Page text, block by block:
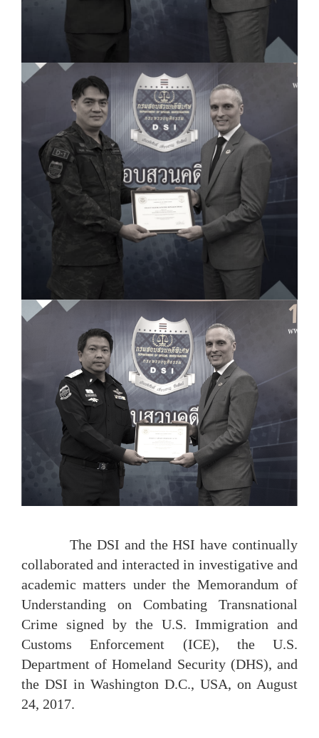
The DSI and the HSI have continually
collaborated and interacted in investigative and
academic matters under the Memorandum of
Understanding on Combating Transnational
Crime signed by the U.S. Immigration and
Customs Enforcement (ICE), the U.S.
Department of Homeland Security (DHS), and
the DSI in Washington D.C., USA, on August
24, 2017.